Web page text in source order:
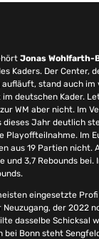
Jonas Wohlfarth-
Kaders. Der Center,
aufläuft, stand auch im
deutschen Kader.
WM aber nicht. Im
dieses Jahr deutlich
Playoffteilnahme. Im
aus 19 Partien nicht.
und 3,7 Rebounds
eingesetzte
Neuzugang, der 2022
dasselbe Schicksal
bei Bonn steht